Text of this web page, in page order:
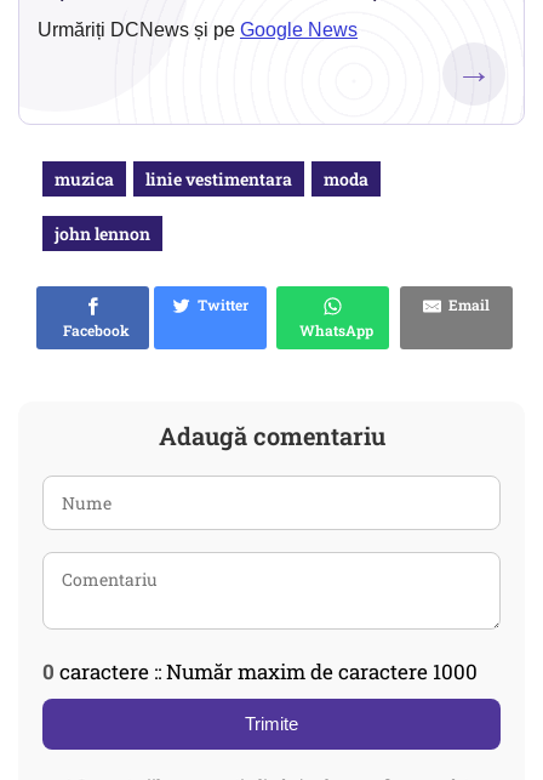
Urmăriți DCNews și pe Google News
→
muzica linie vestimentara moda
john lennon
Facebook
Twitter
WhatsApp
Email
Adaugă comentariu
0 caractere :: Număr maxim de caractere 1000
Trimite